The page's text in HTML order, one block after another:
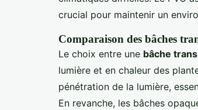
crucial pour maintenir un
Comparaison des bâches
Le choix entre une bâche
lumière et en chaleur des
pénétration de la lumière,
En revanche, les bâches